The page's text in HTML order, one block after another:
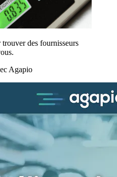
trouver des fournisseurs
Agapio